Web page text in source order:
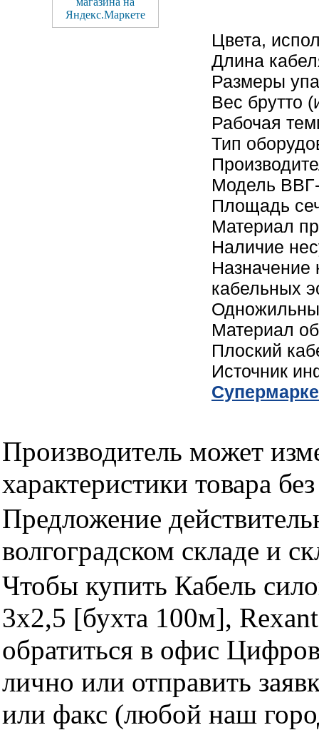
Цвета,
Длина
Размеры
Вес брутто
Рабочая
Тип
Модель
Площадь
Материал
Наличие
Назначение
кабельных
Материал
Плоский
Источник
Производитель может
характеристики товара
Предложение
волгоградском складе и
Чтобы купить Кабель
3х2,5 [бухта 100м],
обратиться в офис
лично или отправить
или факс (любой наш